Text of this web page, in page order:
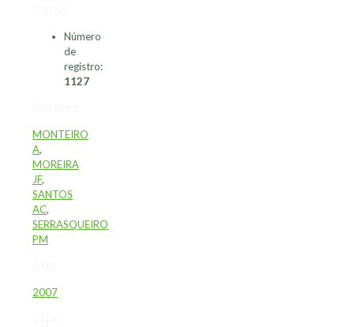
Número
de
registro:
1127
MONTEIRO
A,
MOREIRA
JF,
SANTOS
AC,
SERRASQUEIRO
PM
2007